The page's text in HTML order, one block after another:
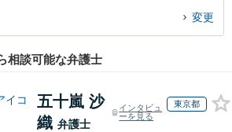
変更
相談可能な弁護士
五十嵐 沙
織 弁護士
インタビュ
ーを見る
東京都